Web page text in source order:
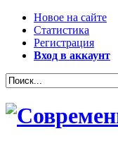
Новое на сайте
Статистика
Регистрация
Вход в аккаунт